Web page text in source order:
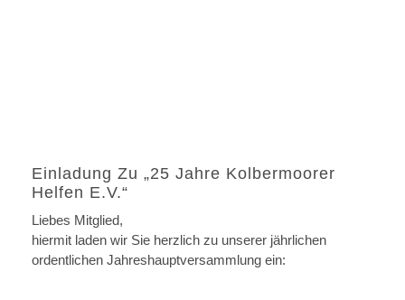
Einladung Zu „25 Jahre Kolbermoorer
Helfen E.V.“
Liebes Mitglied,
hiermit laden wir Sie herzlich zu unserer jährlichen
ordentlichen Jahreshauptversammlung ein: